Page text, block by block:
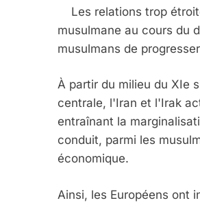
Les relations trop
musulmane au cours du
musulmans de
À partir du milieu du XIe
centrale, l'Iran et l'Irak
entraînant la
conduit, parmi les
économique.
Ainsi, les Européens ont